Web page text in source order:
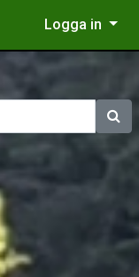
Logga in
Sök